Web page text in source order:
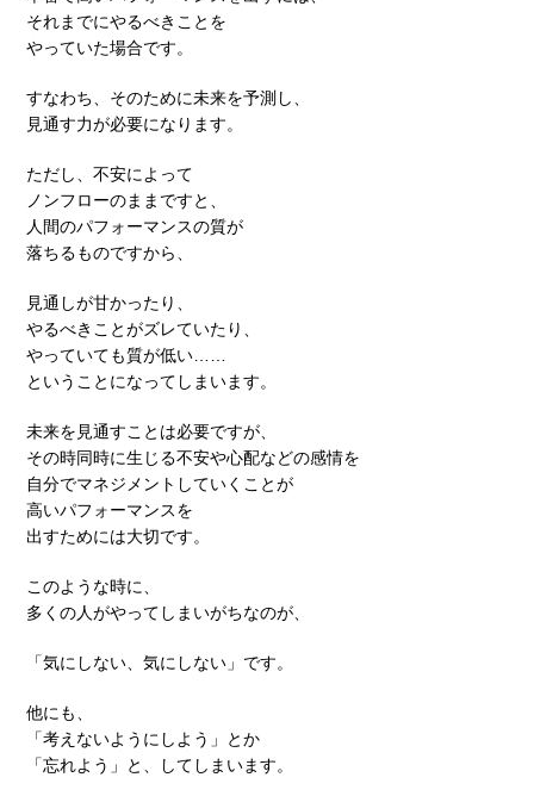
それまでにやるべきことを
やっていた場合です。
すなわち、そのために未来を予測し、
見通す力が必要になります。
ただし、不安によって
ノンフローのままですと、
人間のパフォーマンスの質が
落ちるものですから、
見通しが甘かったり、
やるべきことがズレていたり、
やっていても質が低い……
ということになってしまいます。
未来を見通すことは必要ですが、
その時同時に生じる不安や心配などの感情を
自分でマネジメントしていくことが
高いパフォーマンスを
出すためには大切です。
このような時に、
多くの人がやってしまいがちなのが、
「気にしない、気にしない」です。
他にも、
「考えないようにしよう」とか
「忘れよう」と、してしまいます。